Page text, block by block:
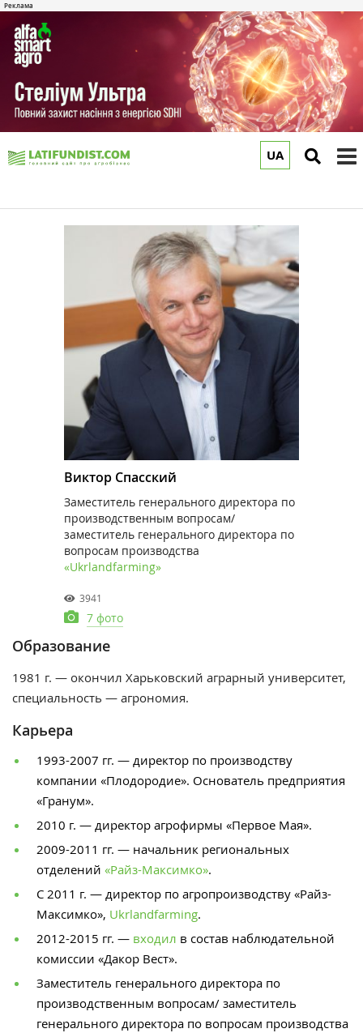
UA
Виктор Спасский
Заместитель генерального директора по
производственным вопросам/
заместитель генерального директора по
вопросам производства
«Ukrlandfarming»
3941
7 фото
Образование
1981 г. — окончил Харьковский аграрный университет,
специальность — агрономия.
Карьера
1993-2007 гг. — директор по производству
компании «Плодородие». Основатель предприятия
«Гранум».
2010 г. — директор агрофирмы «Первое Мая».
2009-2011 гг. — начальник региональных
отделений «Райз-Максимко».
С 2011 г. — директор по агропроизводству «Райз-
Максимко», Ukrlandfarming.
2012-2015 гг. — входил в состав наблюдательной
комиссии «Дакор Вест».
Заместитель генерального директора по
производственным вопросам/ заместитель
генерального директора по вопросам производства